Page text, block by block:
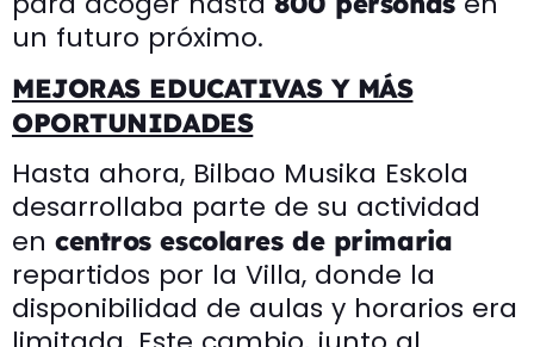
un futuro próximo.
MEJORAS EDUCATIVAS Y MÁS
OPORTUNIDADES
Hasta ahora, Bilbao Musika Eskola
desarrollaba parte de su actividad
en centros escolares de primaria
repartidos por la Villa, donde la
disponibilidad de aulas y horarios era